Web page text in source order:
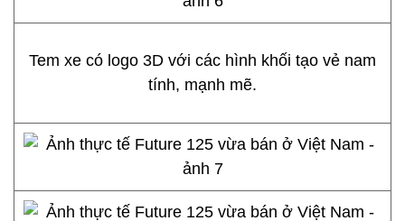
Tem xe có logo 3D với các hình khối tạo vẻ nam
tính, mạnh mẽ.